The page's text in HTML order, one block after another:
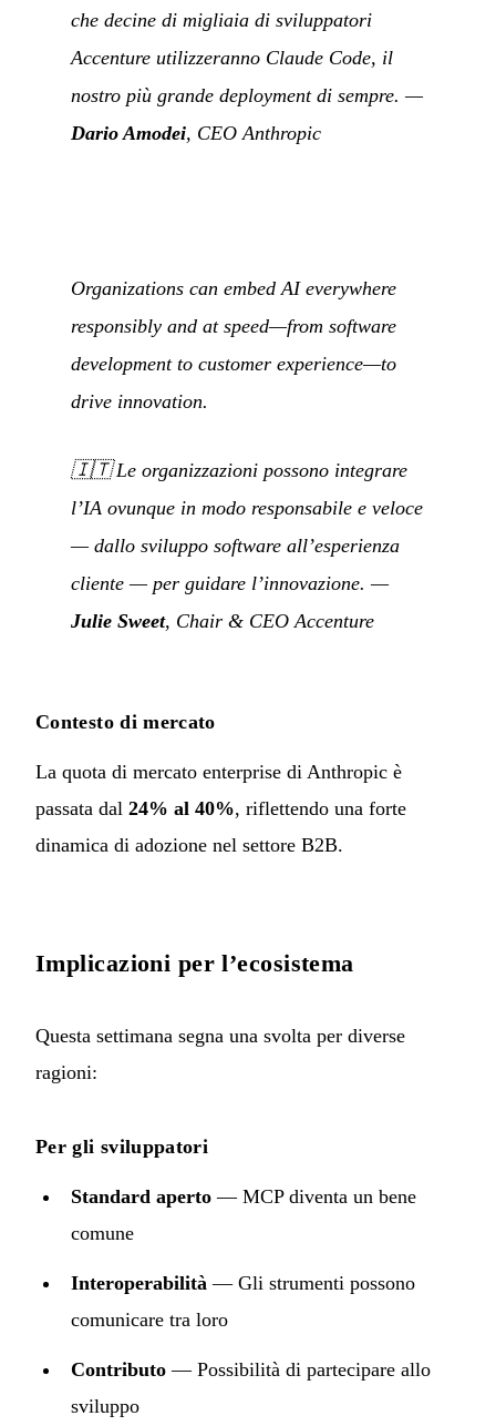
che decine di migliaia di sviluppatori
Accenture utilizzeranno Claude Code, il
nostro più grande deployment di sempre. —
Dario Amodei, CEO Anthropic
Organizations can embed AI everywhere
responsibly and at speed—from software
development to customer experience—to
drive innovation.
🇮🇹Le organizzazioni possono integrare
l’IA ovunque in modo responsabile e veloce
— dallo sviluppo software all’esperienza
cliente — per guidare l’innovazione. —
Julie Sweet, Chair & CEO Accenture
Contesto di mercato
La quota di mercato enterprise di Anthropic è
passata dal 24% al 40%, riflettendo una forte
dinamica di adozione nel settore B2B.
Implicazioni per l’ecosistema
Questa settimana segna una svolta per diverse
ragioni:
Per gli sviluppatori
Standard aperto — MCP diventa un bene
comune
Interoperabilità — Gli strumenti possono
comunicare tra loro
Contributo — Possibilità di partecipare allo
sviluppo